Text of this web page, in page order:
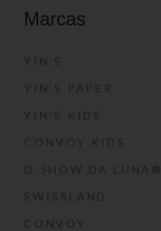
Marcas
YIN’S
YIN’S PAPER
YIN’S KIDS
CONVOY KIDS
O SHOW DA LUNA®
SWISSLAND
CONVOY